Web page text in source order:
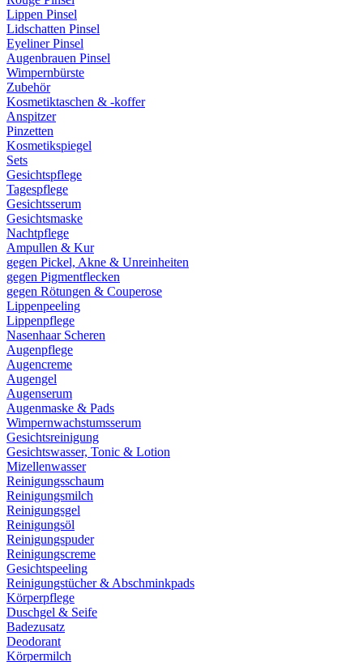
Lippen Pinsel
Lidschatten Pinsel
Eyeliner Pinsel
Augenbrauen Pinsel
Wimpernbürste
Zubehör
Kosmetiktaschen & -koffer
Anspitzer
Pinzetten
Kosmetikspiegel
Sets
Gesichtspflege
Tagespflege
Gesichtsserum
Gesichtsmaske
Nachtpflege
Ampullen & Kur
gegen Pickel, Akne & Unreinheiten
gegen Pigmentflecken
gegen Rötungen & Couperose
Lippenpeeling
Lippenpflege
Nasenhaar Scheren
Augenpflege
Augencreme
Augengel
Augenserum
Augenmaske & Pads
Wimpernwachstumsserum
Gesichtsreinigung
Gesichtswasser, Tonic & Lotion
Mizellenwasser
Reinigungsschaum
Reinigungsmilch
Reinigungsgel
Reinigungsöl
Reinigungspuder
Reinigungscreme
Gesichtspeeling
Reinigungstücher & Abschminkpads
Körperpflege
Duschgel & Seife
Badezusatz
Deodorant
Körpermilch